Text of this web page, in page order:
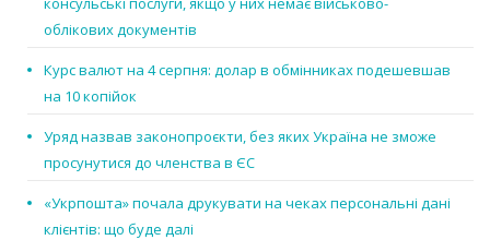
облікових документів
Курс валют на 4 серпня: долар в обмінниках подешевшав
на 10 копійок
Уряд назвав законопроєкти, без яких Україна не зможе
просунутися до членства в ЄС
«Укрпошта» почала друкувати на чеках персональні дані
клієнтів: що буде далі